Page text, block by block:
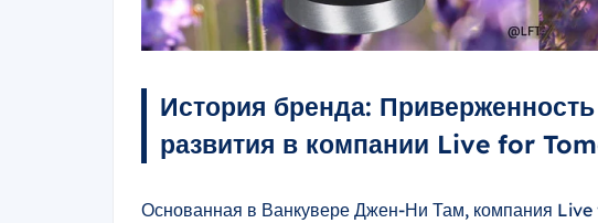
История бренда:
развития в компании Live for
Основанная в Ванкувере Джен-Ни Там, компания Live